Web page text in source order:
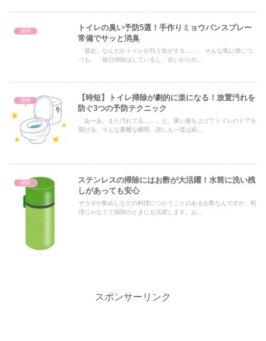
掃除
トイレの臭い予防5選！手作りミョウバンスプレー
常備でサッと消臭
「最近、なんだかトイレが匂う気がする……」 そんな風に感じつ
つも、「毎日掃除はしているし、古いから仕...
掃除
【時短】トイレ掃除が劇的に楽になる！放置汚れを
防ぐ3つの予防テクニック
「あーあ、また汚れてる……」と、重い腰を上げてトイレのドアを
開ける。そんな憂鬱な瞬間、誰しも一度は経...
掃除
ステンレスの掃除にはお酢が大活躍！水筒に洗い残
しがあっても安心
サラダや酢めしなどの料理につかうことのあるお酢なんですが、料
理じゃなくて掃除のときにも活躍します。お...
スポンサーリンク